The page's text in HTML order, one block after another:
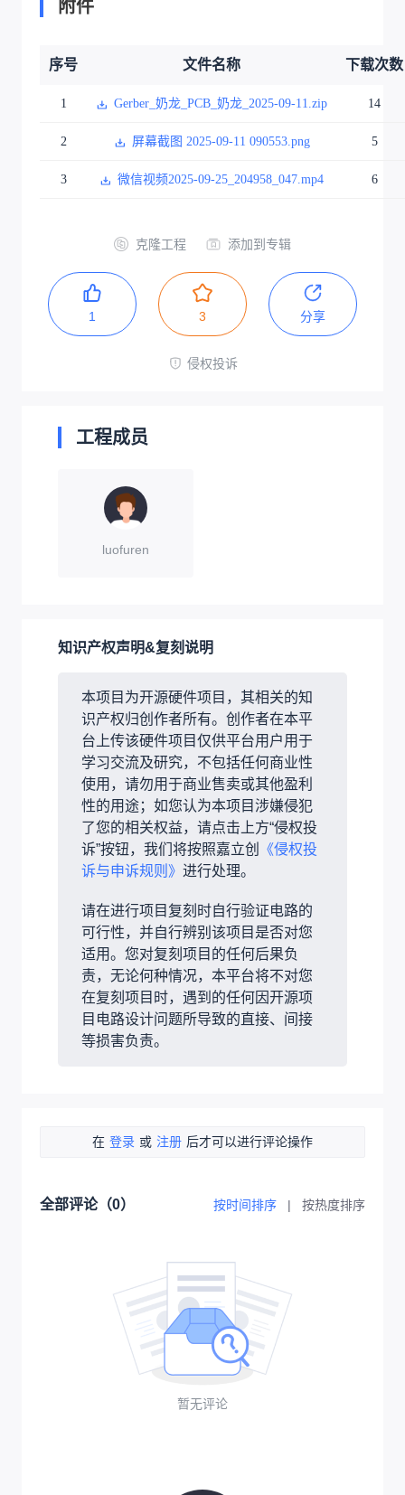
附件
序号 文件名称 下载次数
1 Gerber_奶龙_PCB_奶龙_2025-09-11.zip 14
2 屏幕截图 2025-09-11 090553.png 5
3 微信视频2025-09-25_204958_047.mp4 6
克隆工程 添加到专辑
1 3 分享
侵权投诉
工程成员
luofuren
知识产权声明&复刻说明
本项目为开源硬件项目，其相关的知
识产权归创作者所有。创作者在本平
台上传该硬件项目仅供平台用户用于
学习交流及研究，不包括任何商业性
使用，请勿用于商业售卖或其他盈利
性的用途；如您认为本项目涉嫌侵犯
了您的相关权益，请点击上方“侵权投
诉”按钮，我们将按照嘉立创
《侵权投
诉与申诉规则》 进行处理。
请在进行项目复刻时自行验证电路的
可行性，并自行辨别该项目是否对您
适用。您对复刻项目的任何后果负
责，无论何种情况，本平台将不对您
在复刻项目时，遇到的任何因开源项
目电路设计问题所导致的直接、间接
等损害负责。
在 登录 或 注册 后才可以进行评论操作
全部评论（0） 按时间排序 | 按热度排序
暂无评论